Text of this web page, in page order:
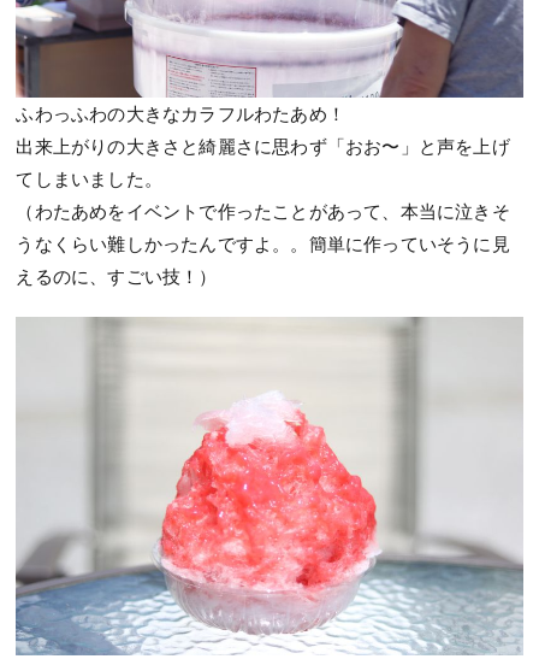
ふわっふわの大きなカラフルわたあめ！
出来上がりの大きさと綺麗さに思わず「おお〜」と声を上げ
てしまいました。
（わたあめをイベントで作ったことがあって、本当に泣きそ
うなくらい難しかったんですよ。。簡単に作っていそうに見
えるのに、すごい技！）